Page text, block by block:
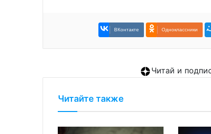
ВКонтакте Одноклассники
Читай и
Читайте также